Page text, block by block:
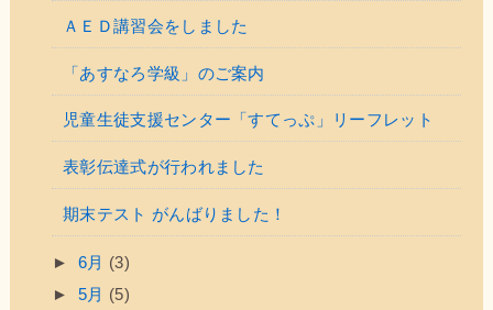
ＡＥＤ講習会をしました
「あすなろ学級」のご案内
児童生徒支援センター「すてっぷ」リーフレット
表彰伝達式が行われました
期末テスト がんばりました！
► 6月 (3)
► 5月 (5)